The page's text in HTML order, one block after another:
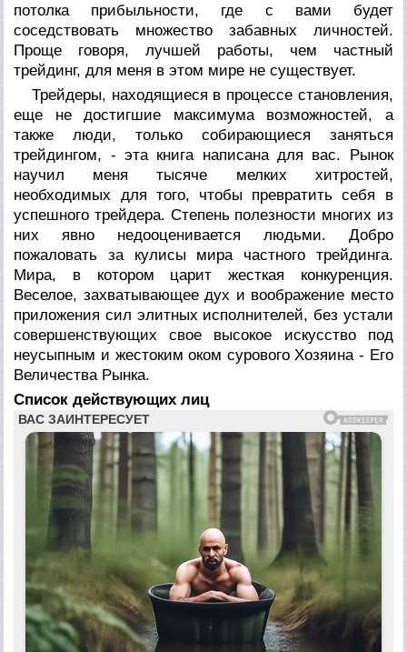
потолка прибыльности, где с вами будет
соседствовать множество забавных личностей.
Проще говоря, лучшей работы, чем частный
трейдинг, для меня в этом мире не существует.
Трейдеры, находящиеся в процессе становления,
еще не достигшие максимума возможностей, а
также люди, только собирающиеся заняться
трейдингом, - эта книга написана для вас. Рынок
научил меня тысяче мелких хитростей,
необходимых для того, чтобы превратить себя в
успешного трейдера. Степень полезности многих из
них явно недооценивается людьми. Добро
пожаловать за кулисы мира частного трейдинга.
Мира, в котором царит жесткая конкуренция.
Веселое, захватывающее дух и воображение место
приложения сил элитных исполнителей, без устали
совершенствующих свое высокое искусство под
неусыпным и жестоким оком сурового Хозяина - Его
Величества Рынка.
Список действующих лиц